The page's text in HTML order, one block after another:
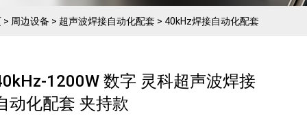
> 周边设备 > 超声波焊接自动化配套 > 40kHz焊接自动化配套
1200W 数字 灵科超声波焊接
动化配套 夹持款